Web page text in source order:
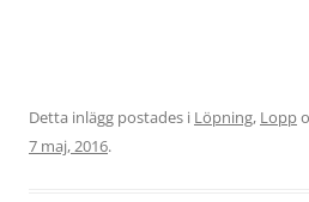
Detta inlägg postades i Löpning, Lopp
7 maj, 2016.